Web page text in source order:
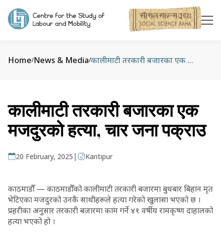
Home/News & Media/ कालीमाटी तरकारी बजारका एक मजदुरको हत्या, चार जना पक्राउ
कालीमाटी तरकारी बजारका एक
मजदुरको हत्या, चार जना पक्राउ
20 February, 2025 | Kantipur
काठमाडौँ — काठमाडौँको कालीमाटी तरकारी बजारमा बुधबार बिहान मृत
भेटिएका मजदुरको उनकै साथीहरूले हत्या गरेको खुलासा भएको छ ।
प्रहरीका अनुसार तरकारी बजारमा काम गर्ने ४१ वर्षीय रामकृष्ण दाहालको
हत्या भएको हो ।